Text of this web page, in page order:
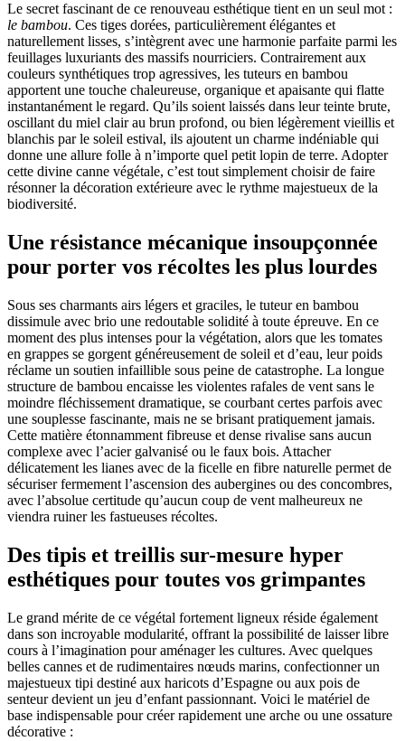
Le secret fascinant de ce renouveau esthétique tient en un seul mot :
le bambou. Ces tiges dorées, particulièrement élégantes et
naturellement lisses, s’intègrent avec une harmonie parfaite parmi les
feuillages luxuriants des massifs nourriciers. Contrairement aux
couleurs synthétiques trop agressives, les tuteurs en bambou
apportent une touche chaleureuse, organique et apaisante qui flatte
instantanément le regard. Qu’ils soient laissés dans leur teinte brute,
oscillant du miel clair au brun profond, ou bien légèrement vieillis et
blanchis par le soleil estival, ils ajoutent un charme indéniable qui
donne une allure folle à n’importe quel petit lopin de terre. Adopter
cette divine canne végétale, c’est tout simplement choisir de faire
résonner la décoration extérieure avec le rythme majestueux de la
biodiversité.
Une résistance mécanique insoupçonnée
pour porter vos récoltes les plus lourdes
Sous ses charmants airs légers et graciles, le tuteur en bambou
dissimule avec brio une redoutable solidité à toute épreuve. En ce
moment des plus intenses pour la végétation, alors que les tomates
en grappes se gorgent généreusement de soleil et d’eau, leur poids
réclame un soutien infaillible sous peine de catastrophe. La longue
structure de bambou encaisse les violentes rafales de vent sans le
moindre fléchissement dramatique, se courbant certes parfois avec
une souplesse fascinante, mais ne se brisant pratiquement jamais.
Cette matière étonnamment fibreuse et dense rivalise sans aucun
complexe avec l’acier galvanisé ou le faux bois. Attacher
délicatement les lianes avec de la ficelle en fibre naturelle permet de
sécuriser fermement l’ascension des aubergines ou des concombres,
avec l’absolue certitude qu’aucun coup de vent malheureux ne
viendra ruiner les fastueuses récoltes.
Des tipis et treillis sur-mesure hyper
esthétiques pour toutes vos grimpantes
Le grand mérite de ce végétal fortement ligneux réside également
dans son incroyable modularité, offrant la possibilité de laisser libre
cours à l’imagination pour aménager les cultures. Avec quelques
belles cannes et de rudimentaires nœuds marins, confectionner un
majestueux tipi destiné aux haricots d’Espagne ou aux pois de
senteur devient un jeu d’enfant passionnant. Voici le matériel de
base indispensable pour créer rapidement une arche ou une ossature
décorative :